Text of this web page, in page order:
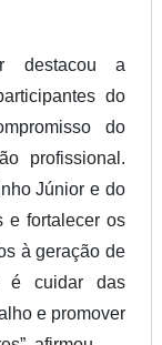
destacou a
do
do
profissional.
Júnior e do
e fortalecer os
à geração de
é cuidar das
e promover